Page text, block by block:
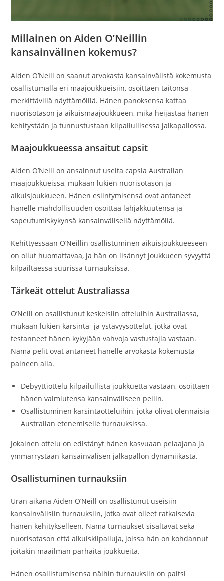
Millainen on Aiden O’Neillin
kansainvälinen kokemus?
Aiden O’Neill on saanut arvokasta kansainvälistä kokemusta
osallistumalla eri maajoukkueisiin, osoittaen taitonsa
merkittävillä näyttämöillä. Hänen panoksensa kattaa
nuorisotason ja aikuismaajoukkueen, mikä heijastaa hänen
kehitystään ja tunnustustaan kilpailullisessa jalkapallossa.
Maajoukkueessa ansaitut capsit
Aiden O’Neill on ansainnut useita capsia Australian
maajoukkueissa, mukaan lukien nuorisotason ja
aikuisjoukkueen. Hänen esiintymisensä ovat antaneet
hänelle mahdollisuuden osoittaa lahjakkuutensa ja
sopeutumiskykynsä kansainvälisellä näyttämöllä.
Kehittyessään O’Neillin osallistuminen aikuisjoukkueeseen
on ollut huomattavaa, ja hän on lisännyt joukkueen syvyyttä
kilpailtaessa suurissa turnauksissa.
Tärkeät ottelut Australiassa
O’Neill on osallistunut keskeisiin otteluihin Australiassa,
mukaan lukien karsinta- ja ystävyysottelut, jotka ovat
testanneet hänen kykyjään vahvoja vastustajia vastaan.
Nämä pelit ovat antaneet hänelle arvokasta kokemusta
paineen alla.
Debyyttiottelu kilpailullista joukkuetta vastaan, osoittaen
hänen valmiutensa kansainväliseen peliin.
Osallistuminen karsintaotteluihin, jotka olivat olennaisia
Australian etenemiselle turnauksissa.
Jokainen ottelu on edistänyt hänen kasvuaan pelaajana ja
ymmärrystään kansainvälisen jalkapallon dynamiikasta.
Osallistuminen turnauksiin
Uran aikana Aiden O’Neill on osallistunut useisiin
kansainvälisiin turnauksiin, jotka ovat olleet ratkaisevia
hänen kehitykselleen. Nämä turnaukset sisältävät sekä
nuorisotason että aikuiskilpailuja, joissa hän on kohdannut
joitakin maailman parhaita joukkueita.
Hänen osallistumisensa näihin turnauksiin on paitsi